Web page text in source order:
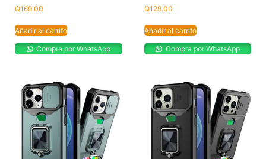
Q169.00
Añadir al carrito
Compra por WhatsApp
Q129.00
Añadir al carrito
Compra por WhatsApp